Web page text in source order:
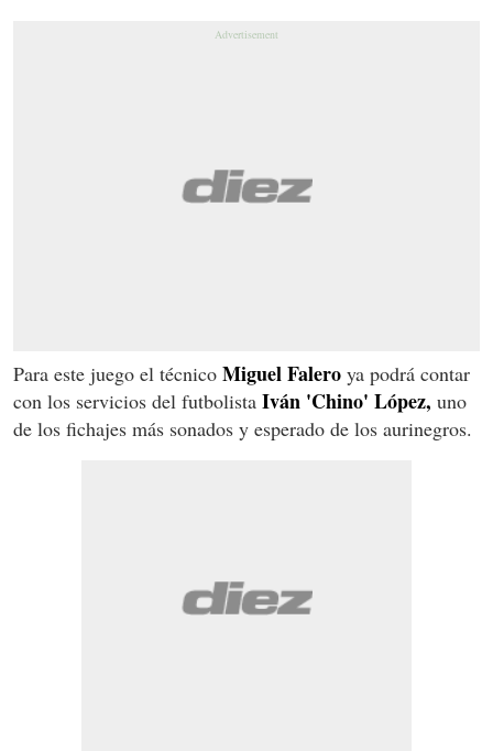
Para este juego el técnico Miguel Falero ya podrá contar
con los servicios del futbolista Iván 'Chino' López, uno
de los fichajes más sonados y esperado de los aurinegros.